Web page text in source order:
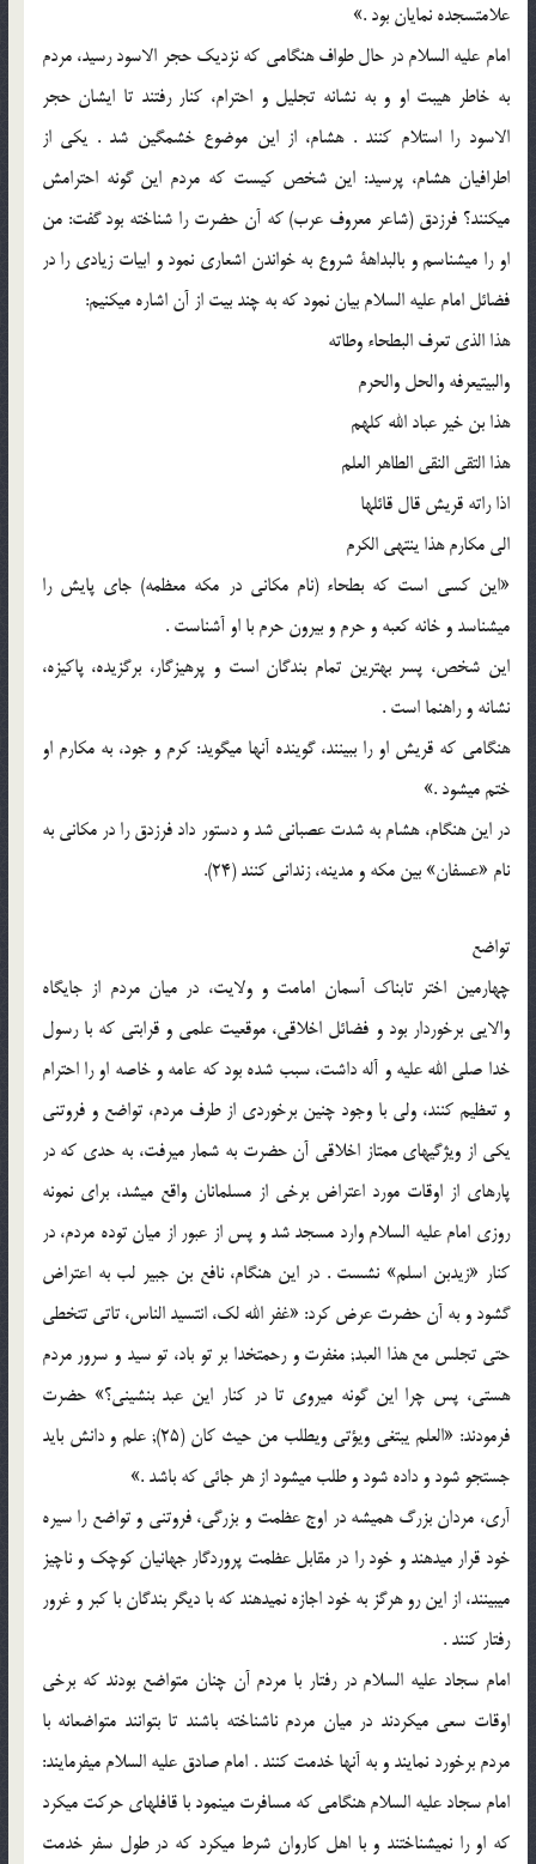
علامت‏سجده نمایان بود .»
امام علیه السلام در حال طواف هنگامی که نزدیک حجر الاسود رسید، مردم
به خاطر هیبت او و به نشانه تجلیل و احترام، کنار رفتند تا ایشان حجر
الاسود را استلام کنند . هشام، از این موضوع خشمگین شد . یکی از
اطرافیان هشام، پرسید: این شخص کیست که مردم این گونه احترامش
می‏کنند؟ فرزدق (شاعر معروف عرب) که آن حضرت را شناخته بود گفت: من
او را می‏شناسم و بالبداهة شروع به خواندن اشعاری نمود و ابیات زیادی را در
فضائل امام علیه السلام بیان نمود که به چند بیت از آن اشاره می‏کنیم:
هذا الذی تعرف البطحاء وطاته
والبیت‏یعرفه والحل والحرم
هذا بن خیر عباد الله کلهم
هذا التقی النقی الطاهر العلم
اذا راته قریش قال قائلها
الی مکارم هذا ینتهی الکرم
«این کسی است که بطحاء (نام مکانی در مکه معظمه) جای پایش را
می‏شناسد و خانه کعبه و حرم و بیرون حرم با او آشناست .
این شخص، پسر بهترین تمام بندگان است و پرهیزگار، برگزیده، پاکیزه،
نشانه و راهنما است .
هنگامی که قریش او را ببینند، گوینده آن‏ها می‏گوید: کرم و جود، به مکارم او
ختم می‏شود .»
در این هنگام، هشام به شدت عصبانی شد و دستور داد فرزدق را در مکانی به
نام «عسفان‏» بین مکه و مدینه، زندانی کنند (24).
تواضع
چهارمین اختر تابناک آسمان امامت و ولایت، در میان مردم از جایگاه
والایی برخوردار بود و فضائل اخلاقی، موقعیت علمی و قرابتی که با رسول
خدا صلی الله علیه و آله داشت، سبب شده بود که عامه و خاصه او را احترام
و تعظیم کنند، ولی با وجود چنین برخوردی از طرف مردم، تواضع و فروتنی
یکی از ویژگی‏های ممتاز اخلاقی آن حضرت به شمار می‏رفت، به حدی که در
پاره‏ای از اوقات مورد اعتراض برخی از مسلمانان واقع می‏شد، برای نمونه
روزی امام علیه السلام وارد مسجد شد و پس از عبور از میان توده مردم، در
کنار «زیدبن اسلم‏» نشست . در این هنگام، نافع بن جبیر لب به اعتراض
گشود و به آن حضرت عرض کرد: «غفر الله لک، انت‏سید الناس، تاتی تتخطی
حتی تجلس مع هذا العبد; مغفرت و رحمت‏خدا بر تو باد، تو سید و سرور مردم
هستی، پس چرا این گونه می‏روی تا در کنار این عبد بنشینی؟» حضرت
فرمودند: «العلم یبتغی ویؤتی ویطلب من حیث کان (25); علم و دانش باید
جستجو شود و داده شود و طلب می‏شود از هر جائی که باشد .»
آری، مردان بزرگ همیشه در اوج عظمت و بزرگی، فروتنی و تواضع را سیره
خود قرار می‏دهند و خود را در مقابل عظمت پروردگار جهانیان کوچک و ناچیز
می‏بینند، از این رو هرگز به خود اجازه نمی‏دهند که با دیگر بندگان با کبر و غرور
رفتار کنند .
امام سجاد علیه السلام در رفتار با مردم آن چنان متواضع بودند که برخی
اوقات سعی می‏کردند در میان مردم ناشناخته باشند تا بتوانند متواضعانه با
مردم برخورد نمایند و به آن‏ها خدمت کنند . امام صادق علیه السلام می‏فرمایند:
امام سجاد علیه السلام هنگامی که مسافرت می‏نمود با قافله‏ای حرکت می‏کرد
که او را نمی‏شناختند و با اهل کاروان شرط می‏کرد که در طول سفر خدمت